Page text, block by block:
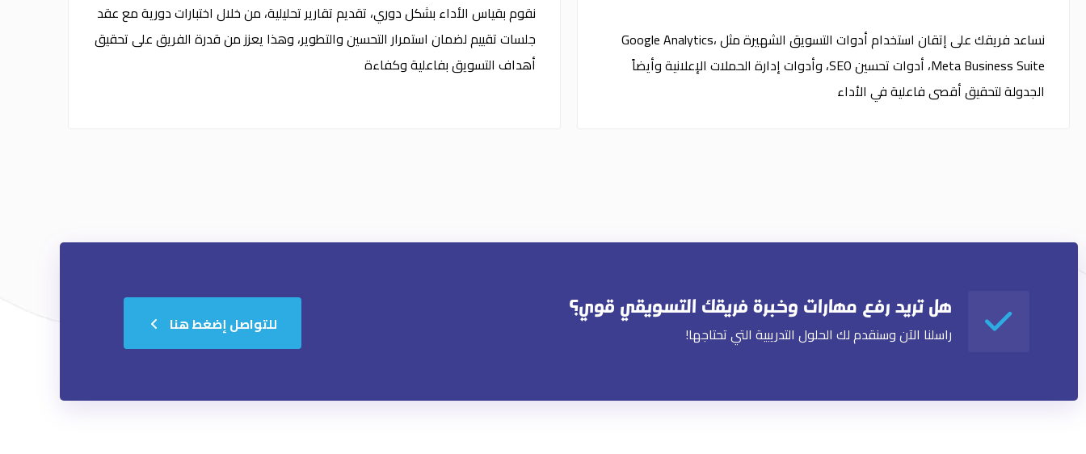
نساعد فريقك على إتقان استخدام أدوات التسويق الشهيرة مثل Google Analytics،
Meta Business Suite، أدوات تحسين SEO، وأدوات إدارة الحملات الإعلانية وأيضاً
الجدولة لتحقيق أقصى فاعلية في الأداء
نقوم بقياس الأداء بشكل دوري، تقديم تقارير تحليلية، من خلال اختبارات دورية مع عقد
جلسات تقييم لضمان استمرار التحسين والتطوير، وهذا يعزز من قدرة الفريق على تحقيق
أهداف التسويق بفاعلية وكفاءة
هل تريد رفع مهارات وخبرة فريقك التسويقي قوي؟
راسلنا الآن وسنقدم لك الحلول التدريبية التي تحتاجها! للتواصل إضغط هنا
منصة تسويق إلكتروني سعودية، تابعة
لشركة عرب فيوتشر المحدودة. نحن
عشوائية، بل استراتيجية تسويقية
info@expandways.com 966502627236+⁩